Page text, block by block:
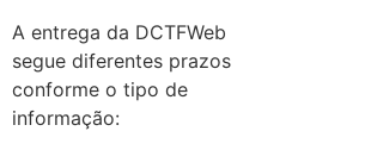
A entrega da DCTFWeb
segue diferentes prazos
conforme o tipo de
informação: